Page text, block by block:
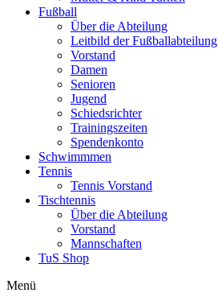
Fußball
Über die Abteilung
Leitbild der Fußballabteilung
Vorstand
Damen
Senioren
Jugend
Schiedsrichter
Trainingszeiten
Spendenkonto
Schwimmmen
Tennis
Tennis Vorstand
Tischtennis
Über die Abteilung
Vorstand
Mannschaften
TuS Shop
Menü